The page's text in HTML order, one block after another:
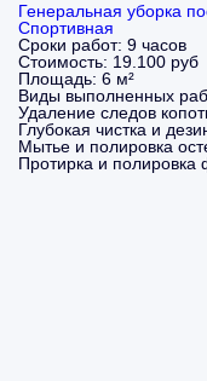
Генеральная уборка
Спортивная
Сроки работ: 9 часов
Стоимость: 19.100 руб
Площадь: 6 м²
Виды выполненных
Удаление следов
Глубокая чистка и
Мытье и полировка
Протирка и полировка